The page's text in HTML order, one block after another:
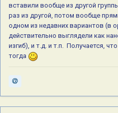
вставили вообще из другой
раз из другой, потом вообще
одном из недавних вариантов (в
действительно выглядели как
изгиб), и т.д. и т.п. Получается,
тогда